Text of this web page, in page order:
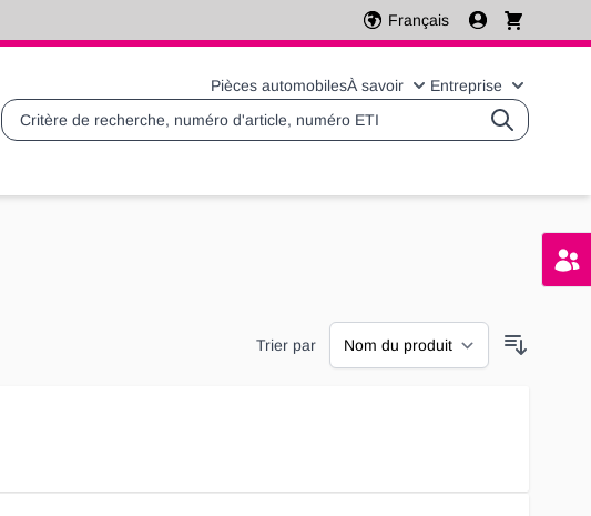
Français
Pièces automobilesÀ savoir
Basculer le sous-
Entreprise
Basculer
Recherche
Trier par